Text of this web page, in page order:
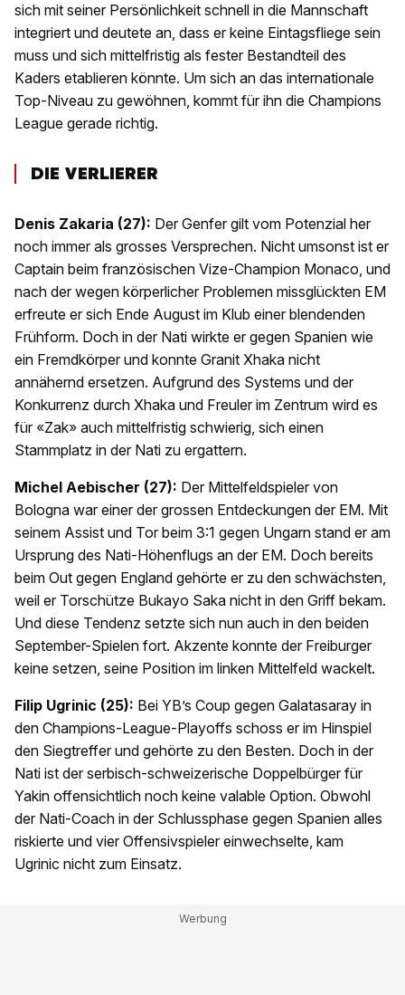
sich mit seiner Persönlichkeit schnell in die Mannschaft
integriert und deutete an, dass er keine Eintagsfliege sein
muss und sich mittelfristig als fester Bestandteil des
Kaders etablieren könnte. Um sich an das internationale
Top-Niveau zu gewöhnen, kommt für ihn die Champions
League gerade richtig.
DIE VERLIERER
Denis Zakaria (27): Der Genfer gilt vom Potenzial her
noch immer als grosses Versprechen. Nicht umsonst ist er
Captain beim französischen Vize-Champion Monaco, und
nach der wegen körperlicher Problemen missglückten EM
erfreute er sich Ende August im Klub einer blendenden
Frühform. Doch in der Nati wirkte er gegen Spanien wie
ein Fremdkörper und konnte Granit Xhaka nicht
annähernd ersetzen. Aufgrund des Systems und der
Konkurrenz durch Xhaka und Freuler im Zentrum wird es
für «Zak» auch mittelfristig schwierig, sich einen
Stammplatz in der Nati zu ergattern.
Michel Aebischer (27): Der Mittelfeldspieler von
Bologna war einer der grossen Entdeckungen der EM. Mit
seinem Assist und Tor beim 3:1 gegen Ungarn stand er am
Ursprung des Nati-Höhenflugs an der EM. Doch bereits
beim Out gegen England gehörte er zu den schwächsten,
weil er Torschütze Bukayo Saka nicht in den Griff bekam.
Und diese Tendenz setzte sich nun auch in den beiden
September-Spielen fort. Akzente konnte der Freiburger
keine setzen, seine Position im linken Mittelfeld wackelt.
Filip Ugrinic (25): Bei YB’s Coup gegen Galatasaray in
den Champions-League-Playoffs schoss er im Hinspiel
den Siegtreffer und gehörte zu den Besten. Doch in der
Nati ist der serbisch-schweizerische Doppelbürger für
Yakin offensichtlich noch keine valable Option. Obwohl
der Nati-Coach in der Schlussphase gegen Spanien alles
riskierte und vier Offensivspieler einwechselte, kam
Ugrinic nicht zum Einsatz.